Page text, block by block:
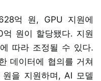
억 원, GPU 지원에
원이 할당됐다. 지원
따라 조정될 수 있다.
데이터에 협의를 거쳐
을 지원하며, AI 모델